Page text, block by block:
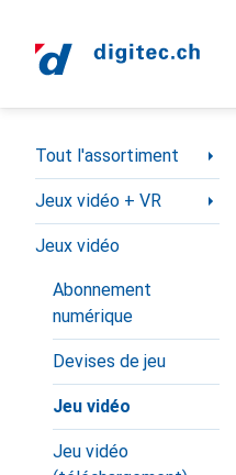
Navigation par catégorie
Tout l'assortiment
Jeux vidéo + VR
Jeux vidéo
Abonnement
numérique
Devises de jeu
Jeu vidéo
Jeu vidéo